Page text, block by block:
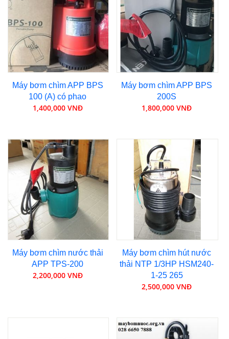
Máy bơm chìm APP BPS
100 (A) có phao
1,400,000 VNĐ
Máy bơm chìm APP BPS
200S
1,800,000 VNĐ
Máy bơm chìm nước thải
APP TPS-200
2,200,000 VNĐ
Máy bơm chìm hút nước
thải NTP 1/3HP HSM240-
1-25 265
2,500,000 VNĐ